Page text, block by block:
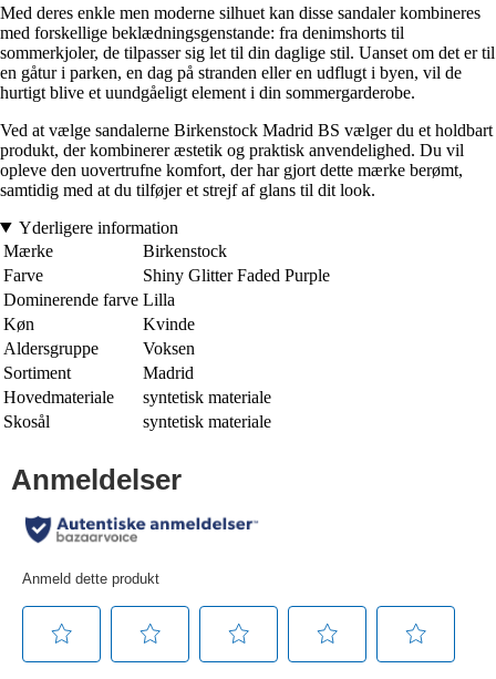
Med deres enkle men moderne silhuet kan disse sandaler kombineres
med forskellige beklædningsgenstande: fra denimshorts til
sommerkjoler, de tilpasser sig let til din daglige stil. Uanset om det er til
en gåtur i parken, en dag på stranden eller en udflugt i byen, vil de
hurtigt blive et uundgåeligt element i din sommergarderobe.
Ved at vælge sandalerne Birkenstock Madrid BS vælger du et holdbart
produkt, der kombinerer æstetik og praktisk anvendelighed. Du vil
opleve den uovertrufne komfort, der har gjort dette mærke berømt,
samtidig med at du tilføjer et strejf af glans til dit look.
Yderligere information
Mærke
Birkenstock
Farve
Shiny Glitter Faded Purple
Dominerende farve Lilla
Køn
Kvinde
Aldersgruppe
Voksen
Sortiment
Madrid
Hovedmateriale
syntetisk materiale
Skosål
syntetisk materiale